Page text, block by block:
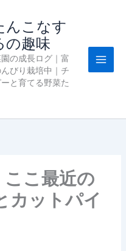
んこなす
の趣味
の成長ログ｜富
びり栽培中｜チ
と育てる野菜た
こ最近の
ットパイ